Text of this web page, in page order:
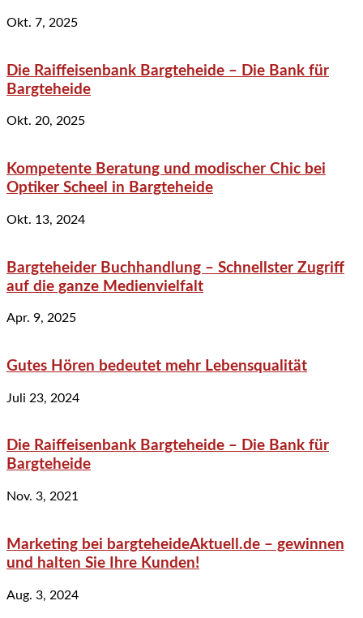
Okt. 7, 2025
Die Raiffeisenbank Bargteheide – Die Bank für
Bargteheide
Okt. 20, 2025
Kompetente Beratung und modischer Chic bei
Optiker Scheel in Bargteheide
Okt. 13, 2024
Bargteheider Buchhandlung – Schnellster Zugriff
auf die ganze Medienvielfalt
Apr. 9, 2025
Gutes Hören bedeutet mehr Lebensqualität
Juli 23, 2024
Die Raiffeisenbank Bargteheide – Die Bank für
Bargteheide
Nov. 3, 2021
Marketing bei bargteheideAktuell.de – gewinnen
und halten Sie Ihre Kunden!
Aug. 3, 2024